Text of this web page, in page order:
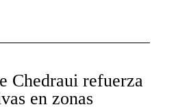
Chedraui refuerza
en zonas